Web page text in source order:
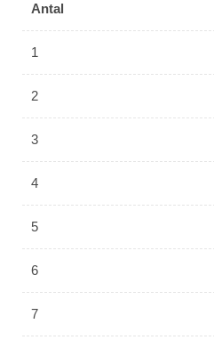
Antal
1
2
3
4
5
6
7